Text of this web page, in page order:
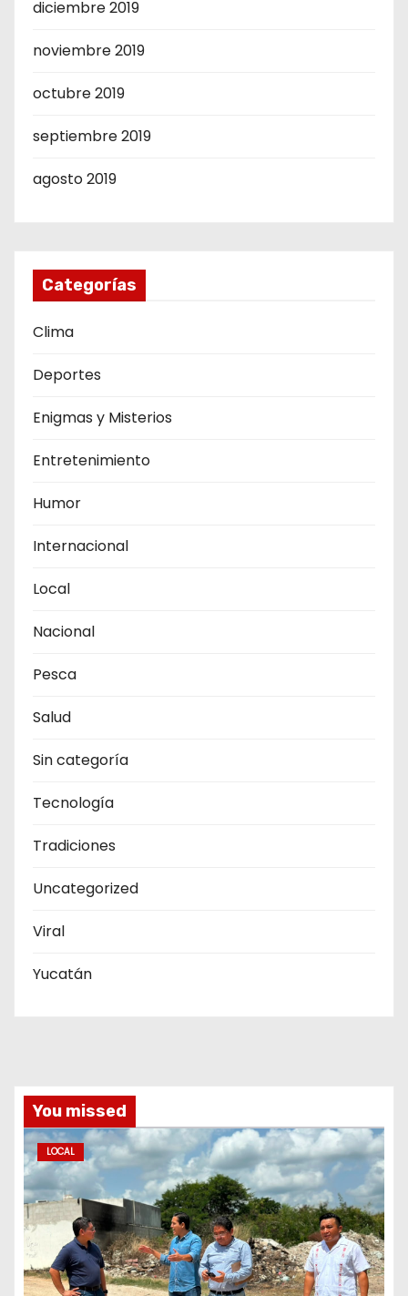
diciembre 2019
noviembre 2019
octubre 2019
septiembre 2019
agosto 2019
Categorías
Clima
Deportes
Enigmas y Misterios
Entretenimiento
Humor
Internacional
Local
Nacional
Pesca
Salud
Sin categoría
Tecnología
Tradiciones
Uncategorized
Viral
Yucatán
You missed
LOCAL